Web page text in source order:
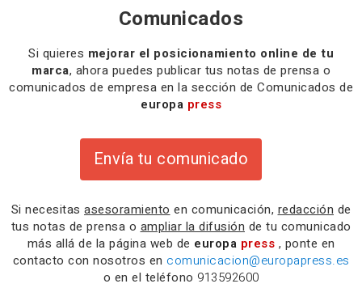
Comunicados
Si quieres mejorar el posicionamiento online de tu
marca, ahora puedes publicar tus notas de prensa o
comunicados de empresa en la sección de Comunicados de
europa press
Envía tu comunicado
Si necesitas asesoramiento en comunicación, redacción de
tus notas de prensa o ampliar la difusión de tu comunicado
más allá de la página web de europa press , ponte en
contacto con nosotros en comunicacion@europapress.es
o en el teléfono 913592600